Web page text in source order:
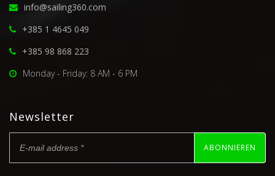
info@sailing360.com
+385 1 4645 049
+385 98 868 223
Monday - Friday: 8 AM - 6 PM
Newsletter
ABONNIEREN